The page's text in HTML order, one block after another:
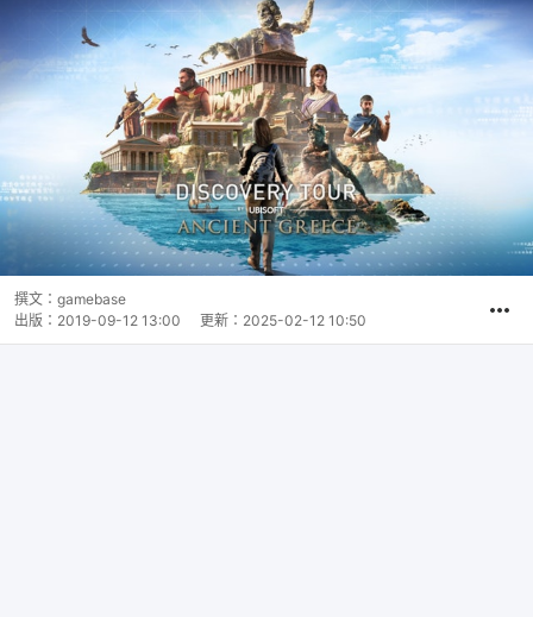
撰文： gamebase
出版： 2019-09-12 13:00 更新： 2025-02-12 10:50